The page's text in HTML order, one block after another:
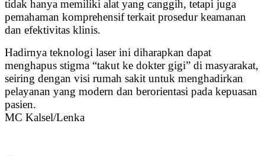
tidak hanya memiliki alat yang canggih, tetapi juga
pemahaman komprehensif terkait prosedur keamanan
dan efektivitas klinis.
Hadirnya teknologi laser ini diharapkan dapat
menghapus stigma “takut ke dokter gigi” di masyarakat,
seiring dengan visi rumah sakit untuk menghadirkan
pelayanan yang modern dan berorientasi pada kepuasan
pasien.
MC Kalsel/Lenka